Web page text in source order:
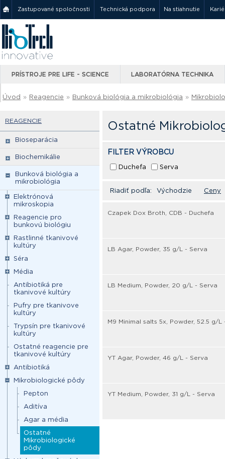
Zastupované spoločnosti Technická podpora Na stiahnutie
PRÍSTROJE PRE LIFE - SCIENCE LABORATÓRNA TECHNIKA
Úvod » Reagencie » Bunková biológia a mikrobiológia »
REAGENCIE
Bioseparácia
Biochemikálie
Bunková biológia a
mikrobiológia
Elektrónová
mikroskopia
Reagencie pro
bunkovú biológiu
Rastlinné tkanivové
kultúry
Séra
Média
Antibiotiká pre
tkanivové kultúry
Pufry pre tkanivove
kultúry
Trypsín pre tkanivové
kultúry
Ostatné reagencie pre
tkanivové kultúry
Antibiotiká
Mikrobiologické pôdy
Pepton
Aditíva
Agar a média
Ostatné
Mikrobiologické
pôdy
Ostatné
FILTER VÝROBCU
Duchefa Serva
Riadiť podľa: Východzie Ceny
Czapek Dox Broth, CDB - Duchefa
LB Agar, Powder, 35 g/L - Serva
LB Medium, Powder, 20 g/L - Serva
M9 Minimal salts 5x, Powder, 52.5 g/L
YT Agar, Powder, 46 g/L - Serva
YT Medium, Powder, 31 g/L - Serva